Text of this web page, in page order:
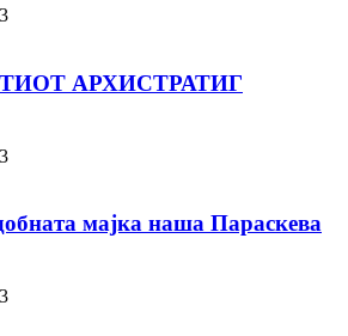
АРХИСТРАТИГ
мајка наша Параскева